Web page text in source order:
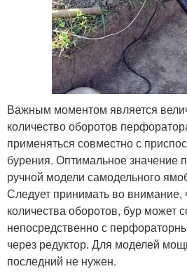
Важным моментом является
количество оборотов
применяться совместно с
бурения. Оптимальное значение
ручной модели самодельного
Следует принимать во внимание,
количества оборотов, бур может
непосредственно с
через редуктор. Для моделей
последний не нужен.